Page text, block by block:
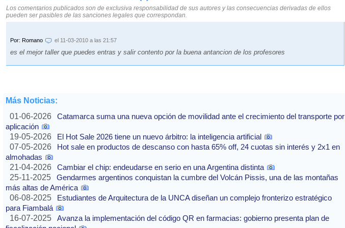
Los comentarios publicados son de exclusiva responsabilidad de sus autores y las consecuencias derivadas de ellos
pueden ser pasibles de las sanciones legales que correspondan.
Por: Romano el 11-03-2010 a las 21:57
es el mejor taller que puedes entras y salir contento por la buena antancion de los profesores
Más Noticias:
01-06-2026
Catamarca suma una nueva opción de movilidad ante el crecimiento del transporte por
aplicación
19-05-2026
El Hot Sale 2026 tiene un nuevo árbitro: la inteligencia artificial
07-05-2026
Hot sale en productos de descanso con hasta 65% off, 24 cuotas sin interés y 2x1 en
almohadas
21-04-2026
Cambiar el chip: endeudarse en serio en una Argentina distinta
25-11-2025
Gendarmes argentinos conquistan la cumbre del Volcán Pissis, una de las montañas
más altas de América
06-08-2025
Estudiantes de Arquitectura de la UNCA diseñan un complejo fronterizo estratégico
para Fiambalá
16-07-2025
Avanza la implementación del código QR en farmacias: gobierno presenta plan de